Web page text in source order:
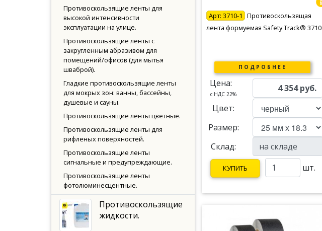
Арт: 3710-1
Противоскользящая
лента формуемая Safety Track® 3710
ПОДРОБНЕЕ
Цена:
c НДС 22%
4 354 руб.
Цвет:
Размер:
Склад:
КУПИТЬ шт.
Противоскользящие ленты для
высокой интенсивности
эксплуатации на улице.
Противоскользящие ленты с
закругленным абразивом для
помещений/офисов (для мытья
шваброй).
Гладкие противоскользящие ленты
для мокрых зон: ванны, бассейны,
душевые и сауны.
Противоскользящие ленты цветные.
Противоскользящие ленты для
рифленых поверхностей.
Противоскользящие ленты
сигнальные и предупреждающие.
Противоскользящие ленты
фотолюминесцентные.
Противоскользящие
жидкости.